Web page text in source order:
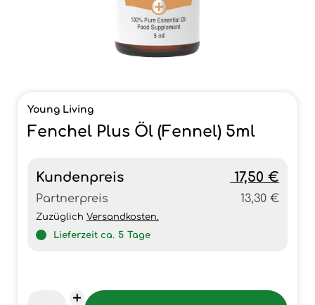
Young Living
Fenchel Plus Öl (Fennel) 5ml
Kundenpreis 17,50 €
Partnerpreis 13,30 €
Zuzüglich Versandkosten.
Lieferzeit ca. 5 Tage